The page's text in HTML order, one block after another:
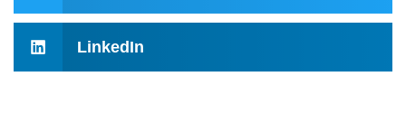
LinkedIn